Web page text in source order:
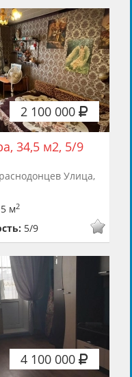
2 100 000
34,5 м2, 5/9
Улица,
м2
5/9
4 100 000